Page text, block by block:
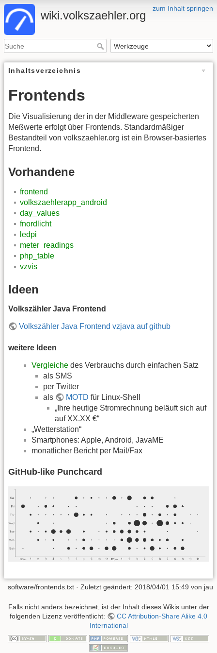
zum Inhalt springen
wiki.volkszaehler.org
Inhaltsverzeichnis
Frontends
Die Visualisierung der in der Middleware gespeicherten
Meßwerte erfolgt über Frontends. Standardmäßiger
Bestandteil von volkszaehler.org ist ein Browser-basiertes
Frontend.
Vorhandene
frontend
volkszaehlerapp_android
day_values
fnordlicht
ledpi
meter_readings
php_table
vzvis
Ideen
Volkszähler Java Frontend
Volkszähler Java Frontend vzjava auf github
weitere Ideen
Vergleiche des Verbrauchs durch einfachen Satz
als SMS
per Twitter
als
MOTD für Linux-Shell
„Ihre heutige Stromrechnung beläuft sich auf
auf XX.XX €“
„Wetterstation“
Smartphones: Apple, Android, JavaME
monatlicher Bericht per Mail/Fax
GitHub-like Punchcard
software/frontends.txt · Zuletzt geändert: 2018/04/01 15:49 von jau
Falls nicht anders bezeichnet, ist der Inhalt dieses Wikis unter der
folgenden Lizenz veröffentlicht:
CC Attribution-Share Alike 4.0
International